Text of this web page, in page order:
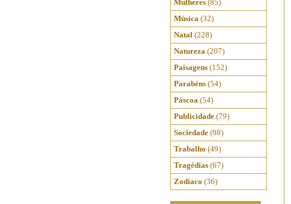
Mulheres (85)
Música (32)
Natal (228)
Natureza (207)
Paisagens (152)
Parabéns (54)
Páscoa (54)
Publicidade (79)
Sociedade (98)
Trabalho (49)
Tragédias (67)
Zodíaco (36)